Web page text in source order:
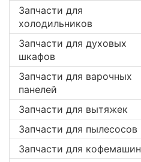
Запчасти для
холодильников
Запчасти для духовых
шкафов
Запчасти для варочных
панелей
Запчасти для вытяжек
Запчасти для пылесосов
Запчасти для кофемашин